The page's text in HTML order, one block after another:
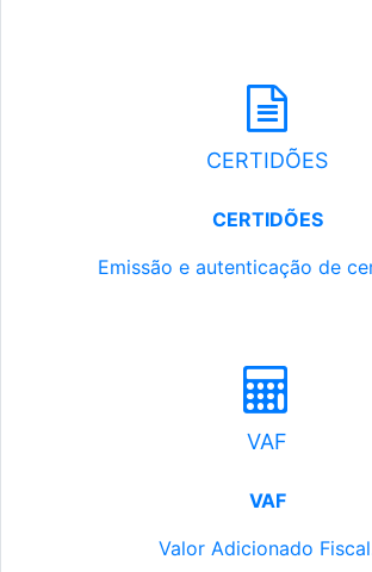
CERTIDÕES
CERTIDÕES
Emissão e autenticação de
VAF
VAF
Valor Adicionado